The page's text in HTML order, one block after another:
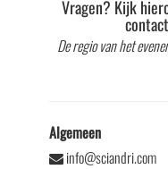
Vragen? Kijk
De regio van het
Algemeen
info@sciandri.com